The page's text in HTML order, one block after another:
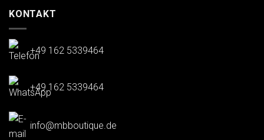
KONTAKT
+49 162 5339464
+49 162 5339464
info@mbboutique.de